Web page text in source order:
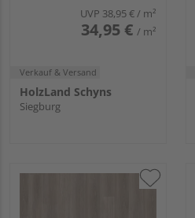
UVP 38,95 €/ m²
34,95 € / m²
Verkauf & Versand
HolzLand Schyns
Siegburg